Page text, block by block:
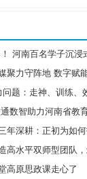
百名学子沉浸式实践点
聚力守阵地 数字赋
题：走神、训练、
省教育厅高校CIO专题研究班共
正初为如何打通中越职教
水平双师型团队，筑
高原思政课走心了